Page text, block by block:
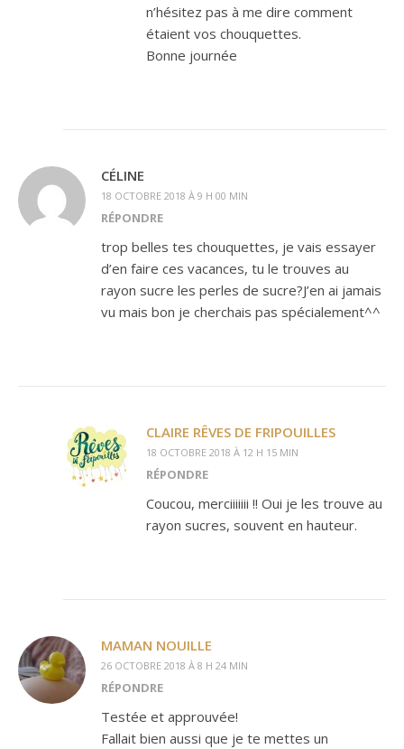
n’hésitez pas à me dire comment
étaient vos chouquettes.
Bonne journée
CÉLINE
18 OCTOBRE 2018 À 9 H 00 MIN
RÉPONDRE
trop belles tes chouquettes, je vais essayer
d’en faire ces vacances, tu le trouves au
rayon sucre les perles de sucre?J’en ai jamais
vu mais bon je cherchais pas spécialement^^
CLAIRE RÊVES DE FRIPOUILLES
18 OCTOBRE 2018 À 12 H 15 MIN
RÉPONDRE
Coucou, merciiiiiii !! Oui je les trouve au
rayon sucres, souvent en hauteur.
MAMAN NOUILLE
26 OCTOBRE 2018 À 8 H 24 MIN
RÉPONDRE
Testée et approuvée!
Fallait bien aussi que je te mettes un